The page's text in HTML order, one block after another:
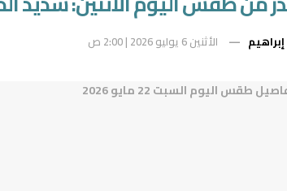
الأثنين 6 يوليو 2026 | 2:00 ص